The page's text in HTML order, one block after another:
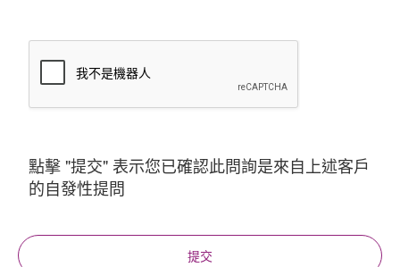
點擊 "提交" 表示您已確認此問詢是來自上述客戶
的自發性提問
提交